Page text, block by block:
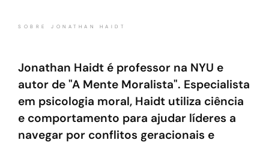
SOBRE JONATHAN HAIDT
Jonathan Haidt é professor na NYU e
autor de "A Mente Moralista". Especialista
em psicologia moral, Haidt utiliza ciência
e comportamento para ajudar líderes a
navegar por conflitos geracionais e